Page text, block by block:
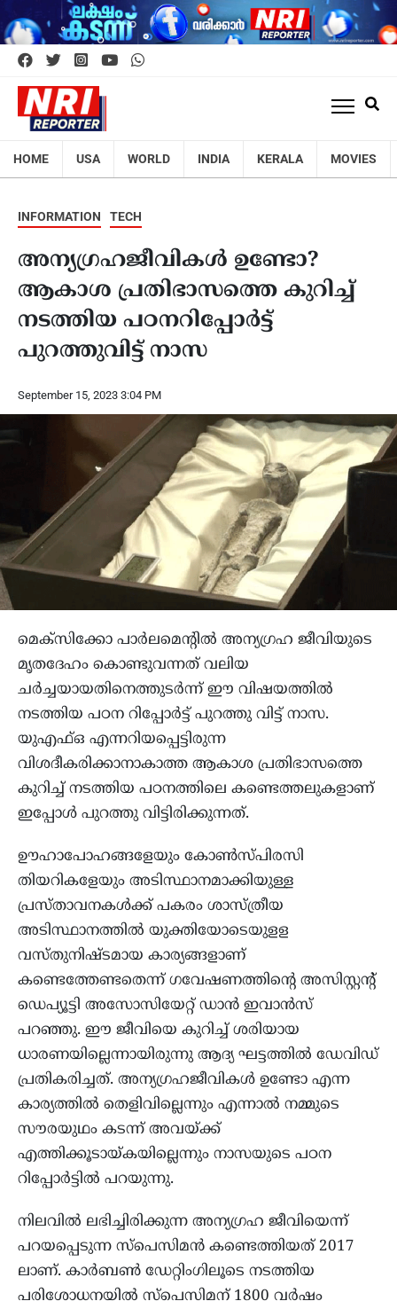
HOME USA WORLD INDIA KERALA MOVIES
INFORMATION TECH
അന്യഗ്രഹജീവികള്‍ ഉണ്ടോ?
ആകാശ പ്രതിഭാസത്തെ കുറിച്ച്
നടത്തിയ പഠനറിപ്പോര്‍ട്ട്
പുറത്തുവിട്ട് നാസ
September 15, 2023 3:04 PM
മെക്സിക്കോ പാര്‍ലമെന്റില്‍ അന്യഗ്രഹ ജീവിയുടെ
മൃതദേഹം കൊണ്ടുവന്നത് വലിയ
ചര്‍ച്ചയായതിനെത്തുടര്‍ന്ന് ഈ വിഷയത്തില്‍
നടത്തിയ പഠന റിപ്പോര്‍ട്ട് പുറത്തു വിട്ട് നാസ.
യുഎഫ്ഒ എന്നറിയപ്പെട്ടിരുന്ന
വിശദീകരിക്കാനാകാത്ത ആകാശ പ്രതിഭാസത്തെ
കുറിച്ച് നടത്തിയ പഠനത്തിലെ കണ്ടെത്തലുകളാണ്
ഇപ്പോള്‍ പുറത്തു വിട്ടിരിക്കുന്നത്.
ഊഹാപോഹങ്ങളേയും കോണ്‍സ്പിരസി
തിയറികളേയും അടിസ്ഥാനമാക്കിയുള്ള
പ്രസ്താവനകള്‍ക്ക് പകരം ശാസ്ത്രീയ
അടിസ്ഥാനത്തില്‍ യുക്തിയോടെയുളള
വസ്തുനിഷ്ടമായ കാര്യങ്ങളാണ്
കണ്ടെത്തേണ്ടതെന്ന് ഗവേഷണത്തിന്റെ അസിസ്റ്റന്റ്
ഡെപ്യൂട്ടി അസോസിയേറ്റ് ഡാന്‍ ഇവാന്‍സ്
പറഞ്ഞു. ഈ ജീവിയെ കുറിച്ച് ശരിയായ
ധാരണയില്ലെന്നായിരുന്നു ആദ്യ ഘട്ടത്തില്‍ ഡേവിഡ്
പ്രതികരിച്ചത്. അന്യഗ്രഹജീവികള്‍ ഉണ്ടോ എന്ന
കാര്യത്തില്‍ തെളിവില്ലെന്നും എന്നാല്‍ നമ്മുടെ
സൗരയുഥം കടന്ന് അവയ്ക്ക്
എത്തിക്കൂടായ്കയില്ലെന്നും നാസയുടെ പഠന
റിപ്പോര്‍ട്ടില്‍ പറയുന്നു.
നിലവില്‍ ലഭിച്ചിരിക്കുന്ന അന്യഗ്രഹ ജീവിയെന്ന്
പറയപ്പെടുന്ന സ്പെസിമന്‍ കണ്ടെത്തിയത് 2017
ലാണ്. കാര്‍ബണ്‍ ഡേറ്റിംഗിലൂടെ നടത്തിയ
പരിശോധനയില്‍ സ്പെസിമന് 1800 വര്‍ഷം